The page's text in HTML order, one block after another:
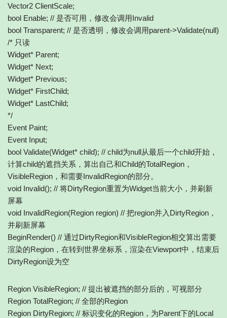
Vector2 ClientScale;
bool Enable; // 是否可用，修改会调用Invalid
bool Transparent; // 是否透明，修改会调用parent->Validate(null)
/* 只读
Widget* Parent;
Widget* Next;
Widget* Previous;
Widget* FirstChild;
Widget* LastChild;
*/
Event Paint;
Event Input;
bool Validate(Widget* child); // child为null从最后一个child开始，
计算child的遮挡关系，算出自己和Child的TotalRegion，
VisibleRegion，和需要InvalidRegion的部分。
void Invalid(); // 将DirtyRegion重置为Widget当前大小，并刷新
屏幕
void InvalidRegion(Region region) // 把region并入DirtyRegion，
并刷新屏幕
BeginRender() // 通过DirtyRegion和VisibleRegion相交算出需要
渲染的Region，在转到世界坐标系，渲染在Viewport中，结束后
DirtyRegion设为空
Region VisibleRegion; // 提出被遮挡的部分后的，可视部分
Region TotalRegion; // 全部的Region
Region DirtyRegion; // 标识变化的Region，为Parent下的Local